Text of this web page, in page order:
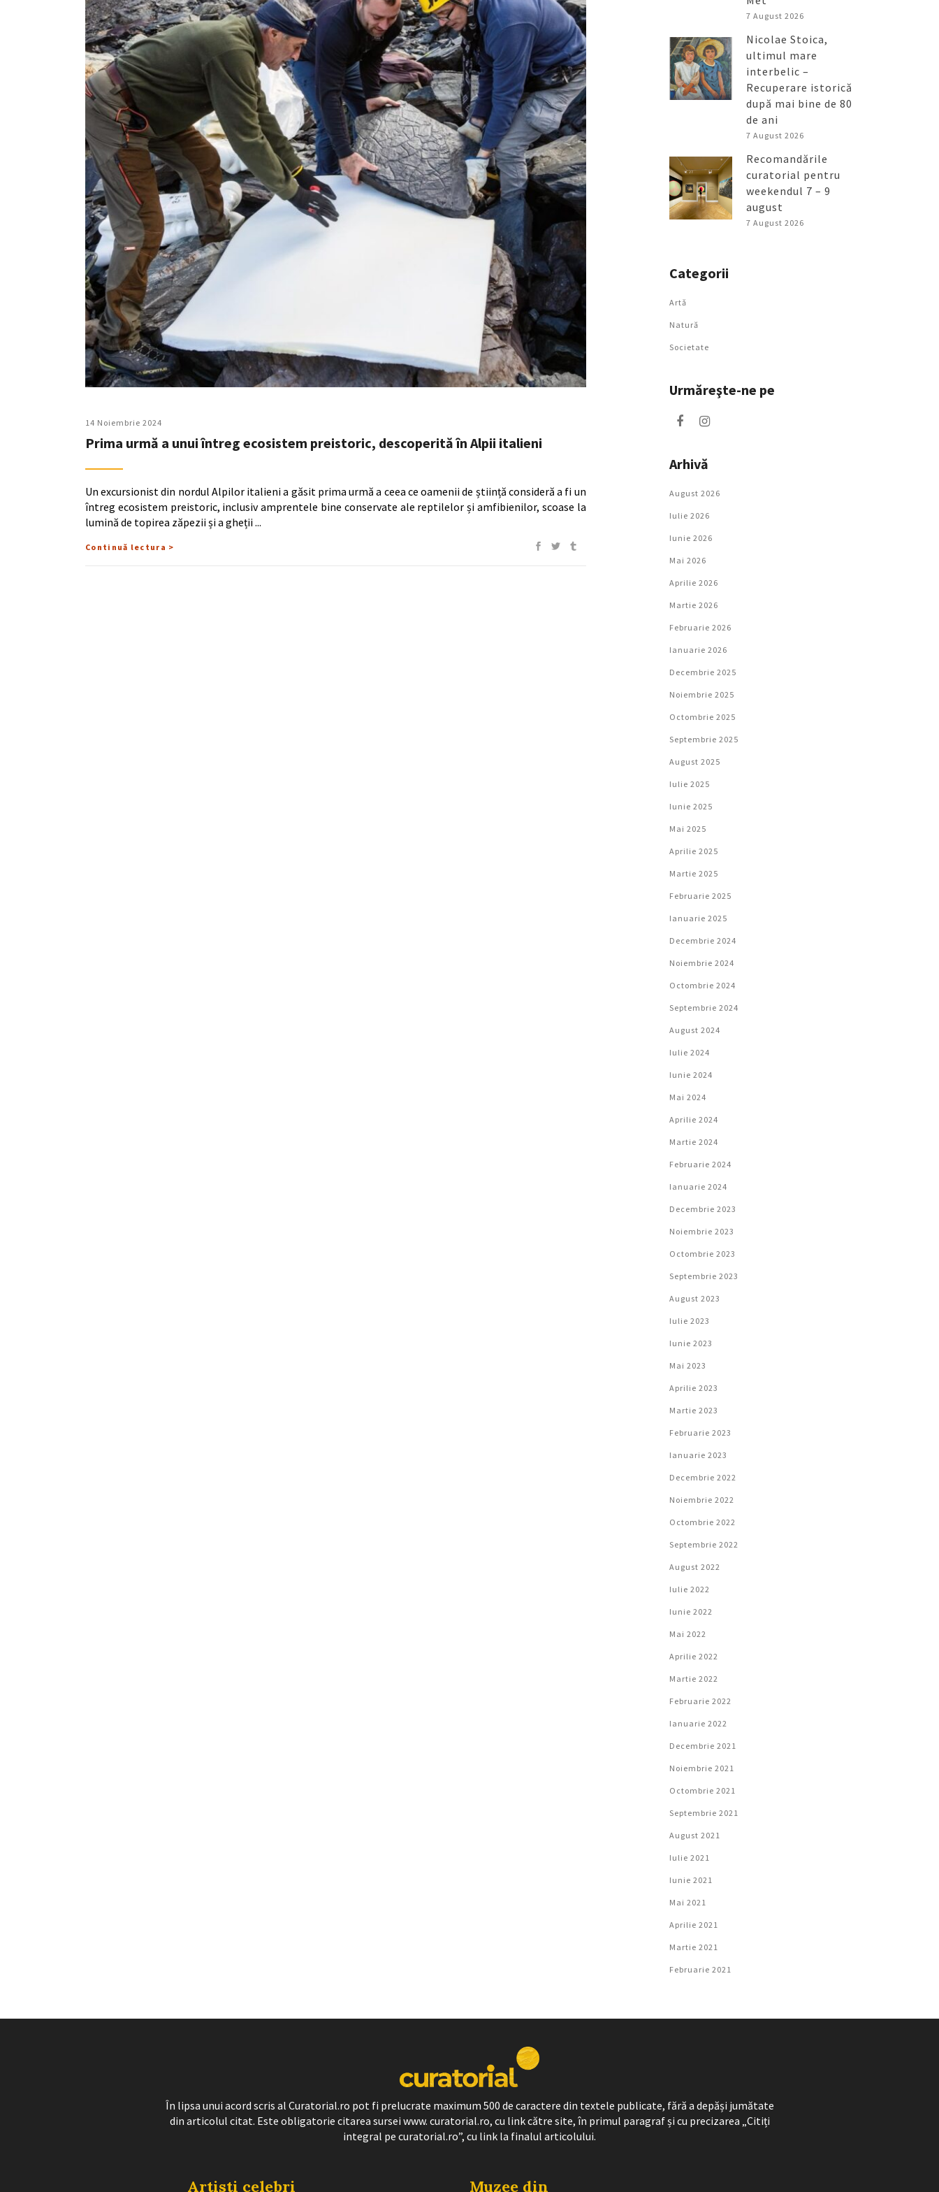
14 Noiembrie 2024
Prima urmă a unui întreg ecosistem preistoric, descoperită în Alpii italieni
Un excursionist din nordul Alpilor italieni a găsit prima urmă a ceea ce oamenii de știință consideră a fi un
întreg ecosistem preistoric, inclusiv amprentele bine conservate ale reptilelor și amfibienilor, scoase la
lumină de topirea zăpezii și a gheții
Continuă lectura >
7 August 2026
Nicolae Stoica,
ultimul mare
interbelic –
Recuperare istorică
după mai bine de 80
de ani
7 August 2026
Recomandările
curatorial pentru
weekendul 7 – 9
august
7 August 2026
Categorii
Artǎ
Natură
Societate
Urmăreşte-ne pe
Arhivă
August 2026
Iulie 2026
Iunie 2026
Mai 2026
Aprilie 2026
Martie 2026
Februarie 2026
Ianuarie 2026
Decembrie 2025
Noiembrie 2025
Octombrie 2025
Septembrie 2025
August 2025
Iulie 2025
Iunie 2025
Mai 2025
Aprilie 2025
Martie 2025
Februarie 2025
Ianuarie 2025
Decembrie 2024
Noiembrie 2024
Octombrie 2024
Septembrie 2024
August 2024
Iulie 2024
Iunie 2024
Mai 2024
Aprilie 2024
Martie 2024
Februarie 2024
Ianuarie 2024
Decembrie 2023
Noiembrie 2023
Octombrie 2023
Septembrie 2023
August 2023
Iulie 2023
Iunie 2023
Mai 2023
Aprilie 2023
Martie 2023
Februarie 2023
Ianuarie 2023
Decembrie 2022
Noiembrie 2022
Octombrie 2022
Septembrie 2022
August 2022
Iulie 2022
Iunie 2022
Mai 2022
Aprilie 2022
Martie 2022
Februarie 2022
Ianuarie 2022
Decembrie 2021
Noiembrie 2021
Octombrie 2021
Septembrie 2021
August 2021
Iulie 2021
Iunie 2021
Mai 2021
Aprilie 2021
Martie 2021
Februarie 2021
În lipsa unui acord scris al Curatorial.ro pot fi prelucrate maximum 500 de caractere din textele publicate, fără a depăși jumătate
din articolul citat. Este obligatorie citarea sursei www. curatorial.ro, cu link către site, în primul paragraf și cu precizarea „Citiți
integral pe curatorial.ro”, cu link la finalul articolului.
Artisti celebri Muzee din